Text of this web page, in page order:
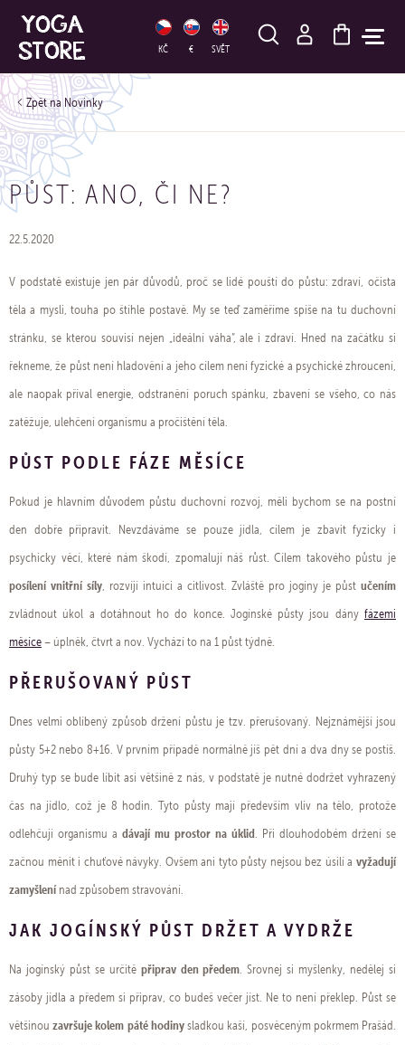
KČ € SVĚT
HLEDAT
Novinky
PŮST: ANO, ČI NE?
22.5.2020
V podstatě existuje jen pár důvodů, proč se lidé pouští do půstu: zdraví, očista
těla a mysli, touha po štíhle postavě. My se teď zaměříme spíše na tu duchovní
stránku, se kterou souvisí nejen „ideální váha“, ale i zdraví. Hned na začátku si
řekneme, že půst není hladovění a jeho cílem není fyzické a psychické zhroucení,
ale naopak příval energie, odstranění poruch spánku, zbavení se všeho, co nás
zatěžuje, ulehčení organismu a pročištění těla.
PŮST PODLE FÁZE MĚSÍCE
Pokud je hlavním důvodem půstu duchovní rozvoj, měli bychom se na postní
den dobře připravit. Nevzdáváme se pouze jídla, cílem je zbavit fyzicky i
psychicky věcí, které nám škodí, zpomalují náš růst. Cílem takového půstu je
posílení vnitřní síly, rozvíjí intuici a citlivost. Zvláště pro jogíny je půst učením
zvládnout úkol a dotáhnout ho do konce. Jogínské půsty jsou dány fázemi
měsíce– úplněk, čtvrt a nov. Vychází to na 1 půst týdně.
PŘERUŠOVANÝ PŮST
Dnes velmi oblíbený způsob držení půstu je tzv. přerušovaný. Nejznámější jsou
půsty 5+2 nebo 8+16. V prvním případě normálně jíš pět dní a dva dny se postíš.
Druhý typ se bude líbit asi většině z nás, v podstatě je nutné dodržet vyhrazený
čas na jídlo, což je 8 hodin. Tyto půsty mají především vliv na tělo, protože
odlehčují organismu a dávají mu prostor na úklid. Při dlouhodobém držení se
začnou měnit i chuťové návyky. Ovšem ani tyto půsty nejsou bez úsilí a vyžadují
zamyšlení nad způsobem stravování.
JAK JOGÍNSKÝ PŮST DRŽET A VYDRŽE
Na jogínský půst se určitě připrav den předem. Srovnej si myšlenky, nedělej si
zásoby jídla a předem si připrav, co budeš večer jíst. Ne to není překlep. Půst se
většinouzavršuje kolem páté hodinysladkou kaší, posvěceným pokrmem Prašád.